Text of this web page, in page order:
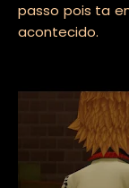
passo pois ta
acontecido.